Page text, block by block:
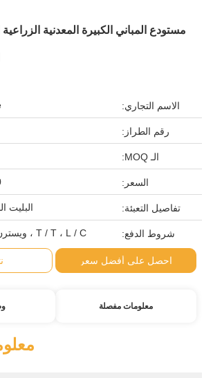
مستودع المباني الكبيرة المعدنية الزراعية
الاسم التجاري:
رقم الطراز:
الـ MOQ:
السعر:
تفاصيل التعبئة: البليت
شروط الدفع: T / T ، L / C ، ويسترن يونيون ، موني جرام
احصل على أفضل سعر
معلومات مفصلة